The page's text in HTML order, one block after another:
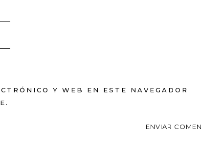
Y WEB EN ESTE NAVEGADOR
ENVIAR